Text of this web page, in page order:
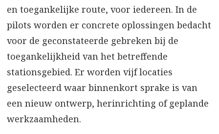
en toegankelijke route, voor iedereen. In de
pilots worden er concrete oplossingen bedacht
voor de geconstateerde gebreken bij de
toegankelijkheid van het betreffende
stationsgebied. Er worden vijf locaties
geselecteerd waar binnenkort sprake is van
een nieuw ontwerp, herinrichting of geplande
werkzaamheden.